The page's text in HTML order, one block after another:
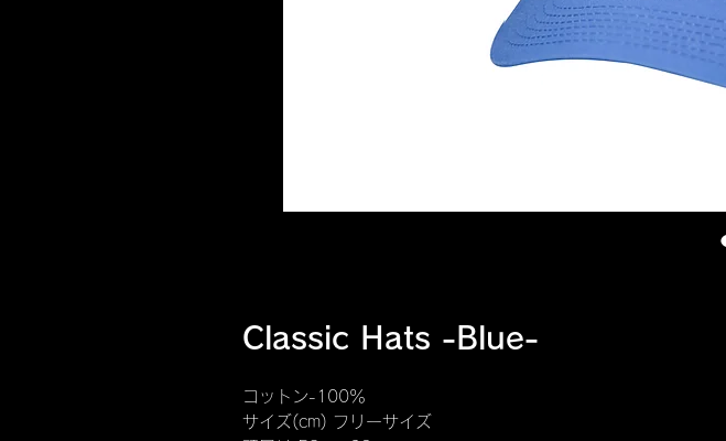
Classic Hats -Blue-
コットン-100％
サイズ(cm) フリーサイズ